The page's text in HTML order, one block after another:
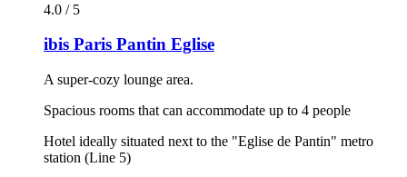
4.0 / 5
ibis Paris Pantin Eglise
A super-cozy lounge area.
Spacious rooms that can accommodate up to 4 people
Hotel ideally situated next to the "Eglise de Pantin" metro
station (Line 5)